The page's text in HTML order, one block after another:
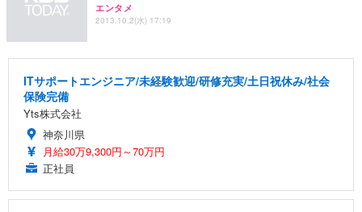
エンタメ
2013.10.2(水) 17:19
ITサポートエンジニア/未経験歓迎/研修充実/土日祝休み/社会
保険完備
Yts株式会社
神奈川県
月給30万9,300円～70万円
正社員